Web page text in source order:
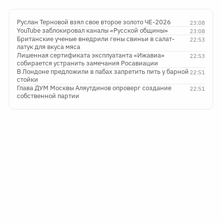
23:08
Руслан Терновой взял свое второе золото ЧЕ-2026
23:08
YouTube заблокировал каналы «Русской общины»
22:53
Британские ученые внедрили гены свиньи в салат-
латук для вкуса мяса
22:53
Лишенная сертификата эксплуатанта «Ижавиа»
собирается устранить замечания Росавиации
22:51
В Лондоне предложили в пабах запретить пить у барной
стойки
22:51
Глава ДУМ Москвы Аляутдинов опроверг создание
собственной партии